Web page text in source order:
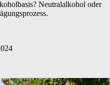
Neutralalkohol oder